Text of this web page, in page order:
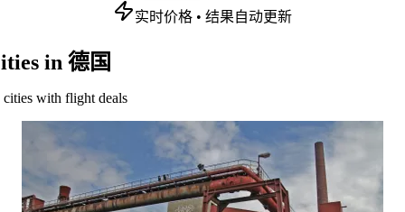
实时价格 • 结果自动更新
in 德国
cities with flight deals